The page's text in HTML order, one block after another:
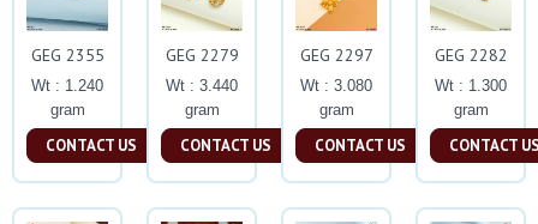
GEG 2355
Wt : 1.240
gram
CONTACT US
GEG 2279
Wt : 3.440
gram
CONTACT US
GEG 2297
Wt : 3.080
gram
CONTACT US
GEG 2282
Wt : 1.300
gram
CONTACT